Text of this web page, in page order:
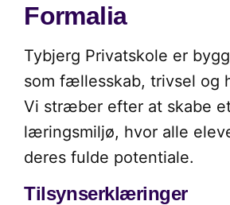
Formalia
Tybjerg Privatskole er
som fællesskab, trivsel og
Vi stræber efter at skabe
læringsmiljø, hvor alle
deres fulde potentiale.
Tilsynserklæringer